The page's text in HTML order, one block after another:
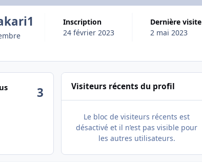
Inscription
24 février 2023
Dernière visite
2 mai 2023
3 Visiteurs récents du profil
Le bloc de visiteurs récents est
désactivé et il n’est pas visible pour
les autres utilisateurs.